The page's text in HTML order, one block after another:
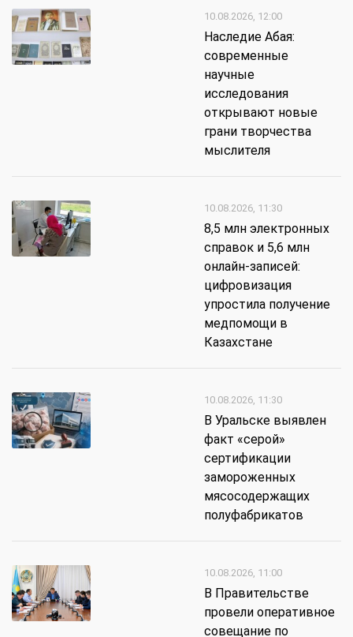
10.08.2026, 12:00
Наследие Абая:
современные
научные
исследования
открывают новые
грани творчества
мыслителя
10.08.2026, 11:30
8,5 млн электронных
справок и 5,6 млн
онлайн-записей:
цифровизация
упростила получение
медпомощи в
Казахстане
10.08.2026, 11:30
В Уральске выявлен
факт «серой»
сертификации
замороженных
мясосодержащих
полуфабрикатов
10.08.2026, 11:00
В Правительстве
провели оперативное
совещание по